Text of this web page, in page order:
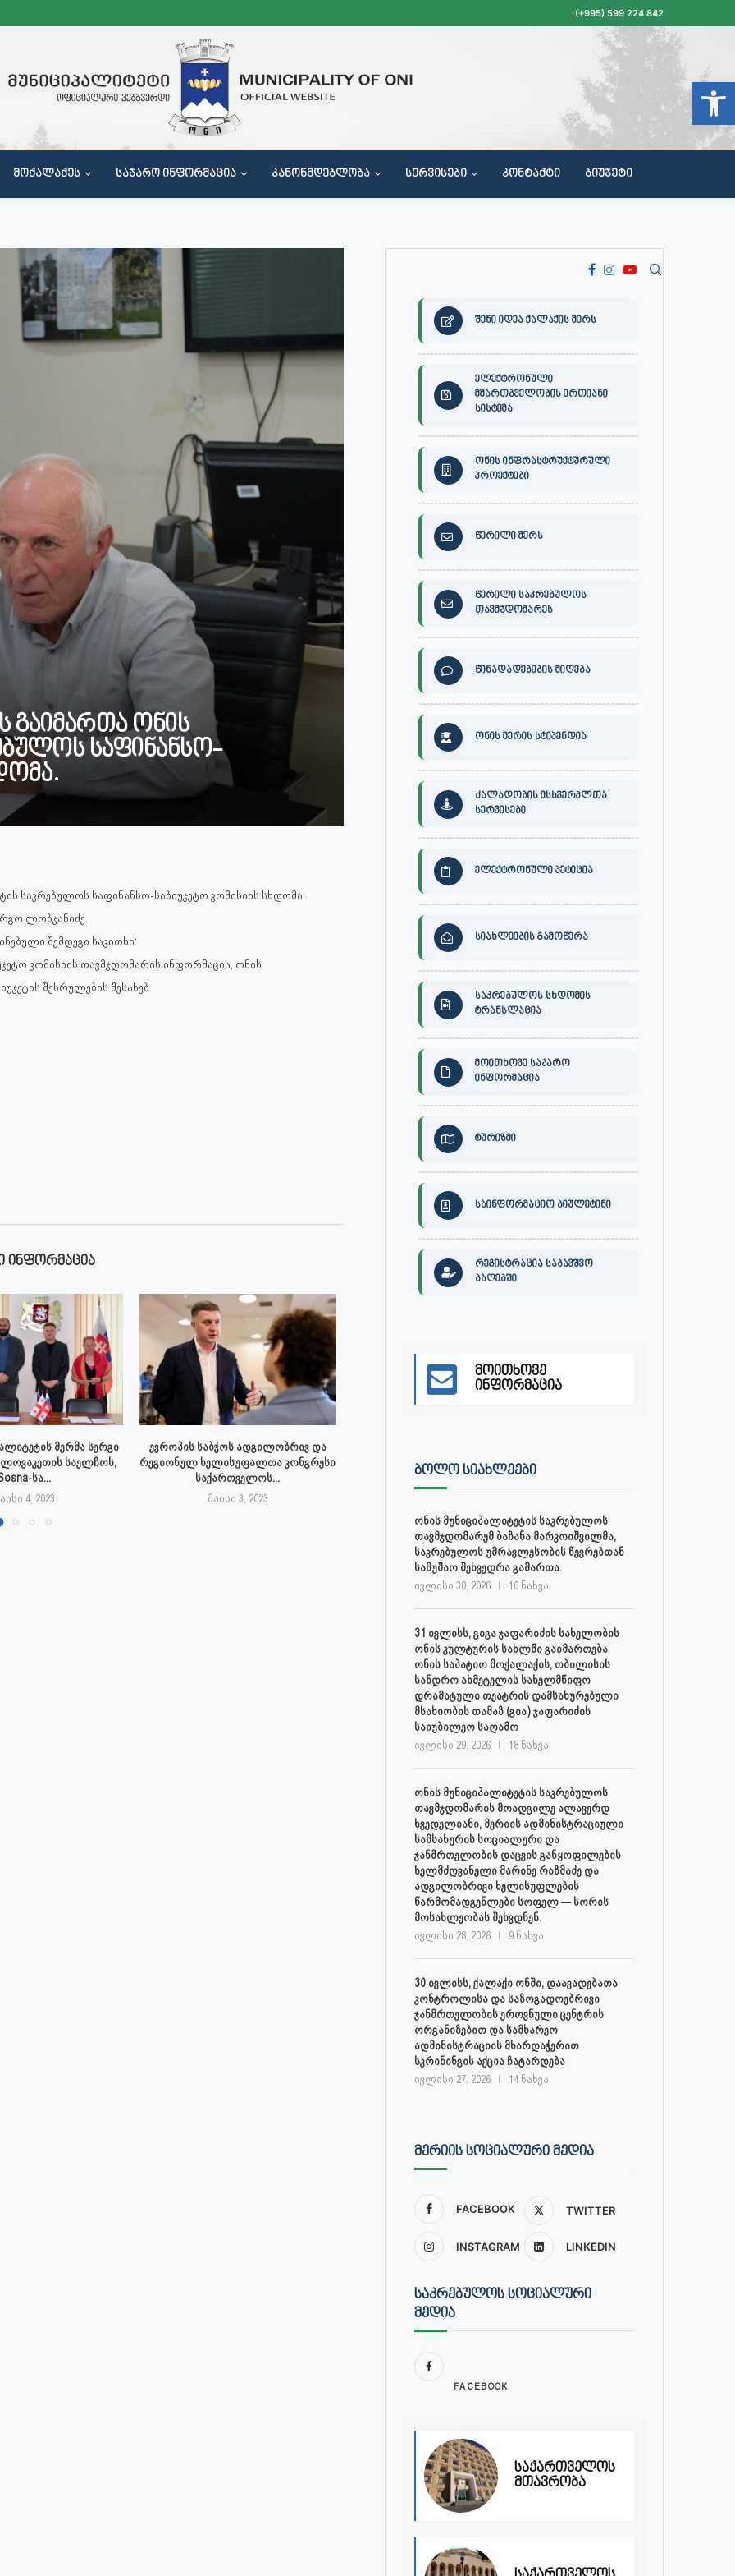
(+995) 599 224 842
ᲛᲝᲥᲐᲚᲐᲥᲔᲡ ᲡᲐᲯᲐᲠᲝ ᲘᲜᲤᲝᲠᲛᲐᲪᲘᲐ ᲙᲐᲜᲝᲜᲛᲓᲔᲑᲚᲝᲑᲐ ᲡᲔᲠᲕᲘᲡᲔᲑᲘ ᲙᲝᲜᲢᲐᲥᲢᲘ ᲑᲘᲣᲯᲔᲢᲘ
გაიმართა ონის
საფინანსო-
საკრებულოს საფინანსო-საბიუჯეტო კომისიის სხდომა.
ლობჯანიძე.
შემდეგი საკითხი:
კომისიის თავმჯდომარის ინფორმაცია, ონის
შესრულების შესახებ.
ᲘᲜᲤᲝᲠᲛᲐᲪᲘᲐ
მერმა სერგი
საელჩოს,
სა...
4, 2023
ევროპის საბჭოს ადგილობრივ და
რეგიონულ ხელისუფალთა კონგრესი
საქართველოს...
მაისი 3, 2023
მაისი 3, 2023
შენი იდეა ქალაქის მერს
ელექტრონული
მმართბველობის ერთიანი
სისტემა
ონის ინფრასტრუქტურული
პროექტები
წერილი მერს
წერილი საკრებულოს
თავმჯდომარეს
წინადადებების მიღება
ონის მერის სტიპენდია
ძალადობის მსხვერპლთა
სერვისები
ელექტრონული პეტიცია
სიახლეების გამოწერა
საკრებულოს სხდომის
ტრანსლაცია
მოითხოვე საჯარო
ინფორმაცია
ტურიზმი
საინფორმაციო ბიულეტინი
რეგისტრაცია საბავშვო
ბაღებში
მოითხოვე
ინფორმაცია
ᲑᲝᲚᲝ ᲡᲘᲐᲮᲚᲔᲔᲑᲘ
ონის მუნიციპალიტეტის საკრებულოს
თავმჯდომარემ ბაჩანა მარკოიშვილმა,
საკრებულოს უმრავლესობის წევრებთან
სამუშაო შეხვედრა გამართა.
ივლისი 30, 2026 10 ნახვა
31 ივლისს, გიგა ჯაფარიძის სახელობის
ონის კულტურის სახლში გაიმართება
ონის საპატიო მოქალაქის, თბილისის
სანდრო ახმეტელის სახელმწიფო
დრამატული თეატრის დამსახურებული
მსახიობის თამაზ (გია) ჯაფარიძის
საიუბილეო საღამო
ივლისი 29, 2026 18 ნახვა
ონის მუნიციპალიტეტის საკრებულოს
თავმჯდომარის მოადგილე ალავერდ
ხვედელიანი, მერიის ადმინისტრაციული
სამსახურის სოციალური და
ჯანმრთელობის დაცვის განყოფილების
ხელმძღვანელი მარინე რაზმაძე და
ადგილობრივი ხელისუფლების
წარმომადგენლები სოფელ — სორის
მოსახლეობას შეხვდნენ.
ივლისი 28, 2026 9 ნახვა
30 ივლისს, ქალაქი ონში, დაავადებათა
კონტროლისა და საზოგადოებრივი
ჯანმრთელობის ეროვნული ცენტრის
ორგანიზებით და სამხარეო
ადმინისტრაციის მხარდაჭერით
სკრინინგის აქცია ჩატარდება
ივლისი 27, 2026 14 ნახვა
ᲛᲔᲠᲘᲘᲡ ᲡᲝᲪᲘᲐᲚᲣᲠᲘ ᲛᲔᲓᲘᲐ
FACEBOOK TWITTER
INSTAGRAM LINKEDIN
ᲡᲐᲙᲠᲔᲑᲣᲚᲝᲡ ᲡᲝᲪᲘᲐᲚᲣᲠᲘ
ᲛᲔᲓᲘᲐ
FACEBOOK
საქართველოს
მთავრობა